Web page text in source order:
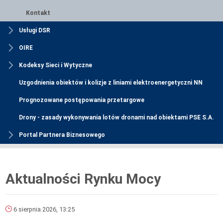
Kontakt
Usługi DSR
OIRE
Kodeksy Sieci i Wytyczne
Uzgodnienia obiektów i kolizje z liniami elektroenergetyczni NN
Prognozowane postępowania przetargowe
Drony - zasady wykonywania lotów dronami nad obiektami PSE S.A.
Portal Partnera Biznesowego
Aktualności Rynku Mocy
6 sierpnia 2026, 13:25